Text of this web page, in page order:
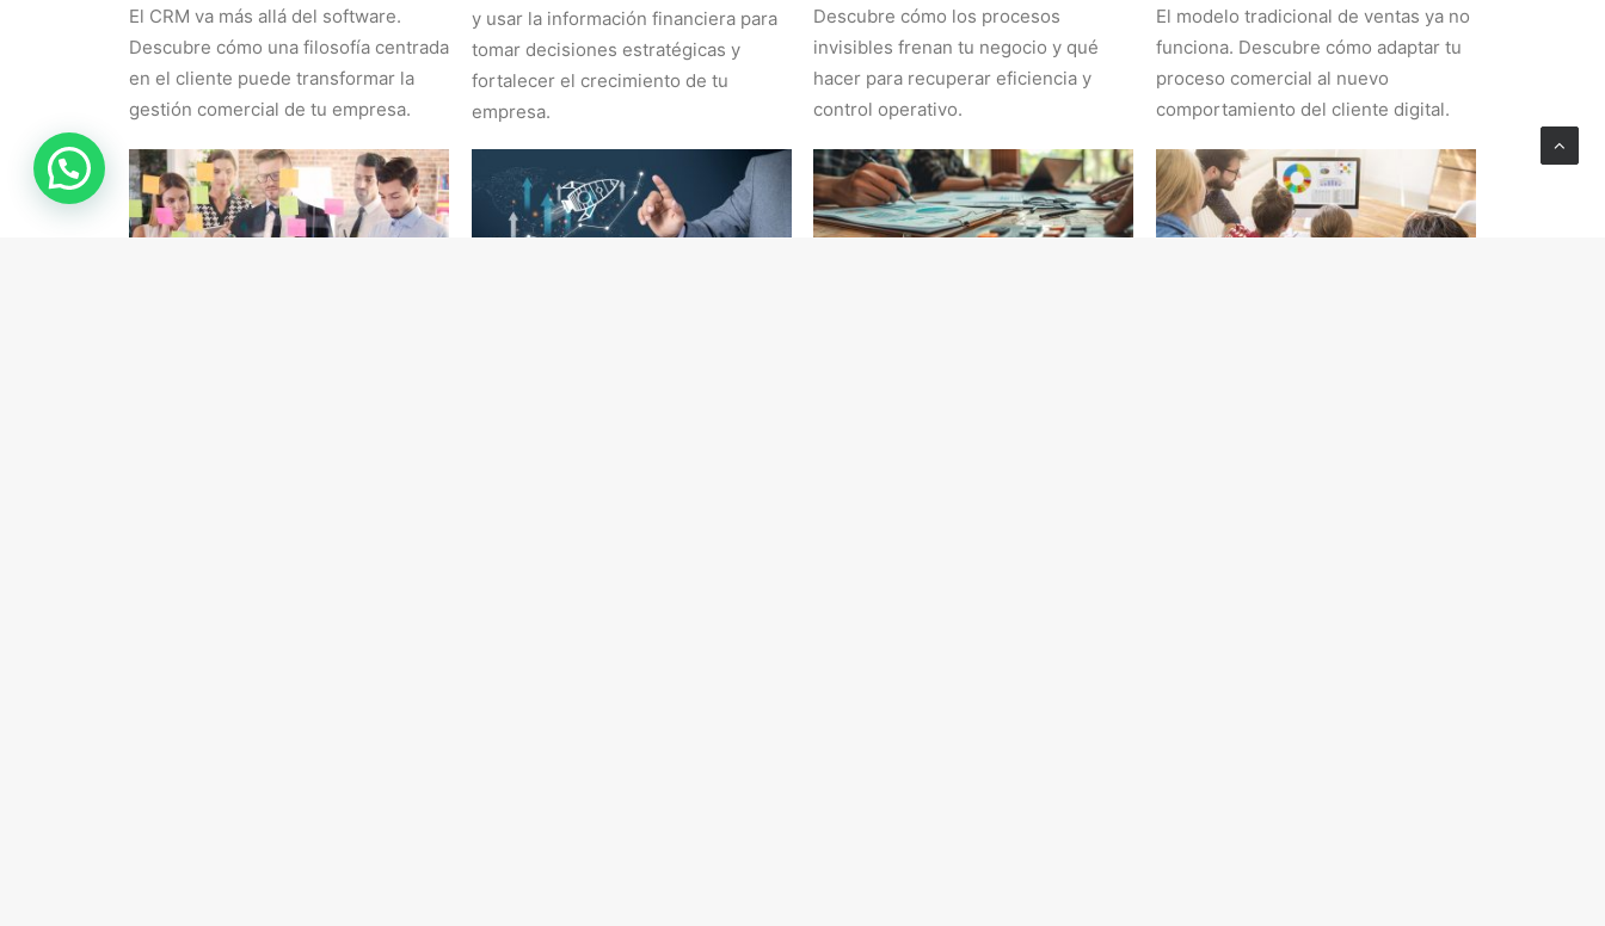
El CRM va más allá del software.
Descubre cómo una filosofía centrada
en el cliente puede transformar la
gestión comercial de tu empresa.
y usar la información financiera para
tomar decisiones estratégicas y
fortalecer el crecimiento de tu
empresa.
Descubre cómo los procesos
invisibles frenan tu negocio y qué
hacer para recuperar eficiencia y
control operativo.
El modelo tradicional de ventas ya no
funciona. Descubre cómo adaptar tu
proceso comercial al nuevo
comportamiento del cliente digital.